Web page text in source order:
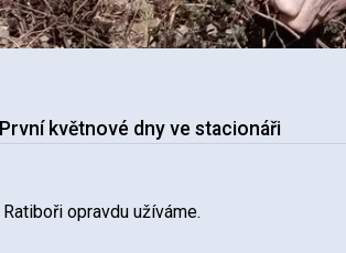
První květnové dny ve stacionáři
opravdu užíváme.